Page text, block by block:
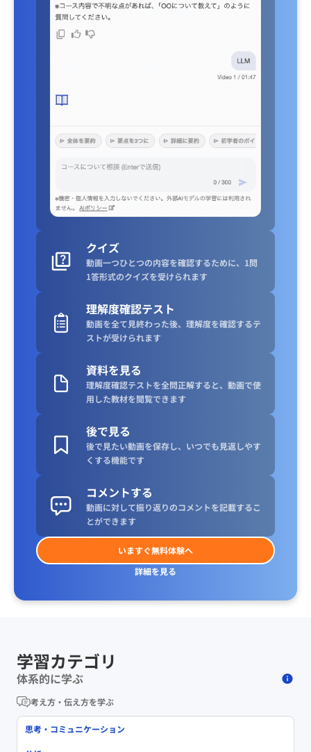
クイズ
動画一つひとつの内容を確認するために、1問
1答形式のクイズを受けられます
理解度確認テスト
動画を全て見終わった後、理解度を確認するテ
ストが受けられます
資料を見る
理解度確認テストを全問正解すると、動画で使
用した教材を閲覧できます
後で見る
後で見たい動画を保存し、いつでも見返しやす
くする機能です
コメントする
動画に対して振り返りのコメントを記載するこ
とができます
いますぐ無料体験へ
詳細を見る
学習カテゴリ
体系的に学ぶ
考え方・伝え方を学ぶ
思考・コミュニケーション